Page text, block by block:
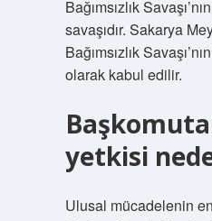
Bağımsızlık
savaşıdır. Sakarya
Bağımsızlık
olarak kabul edilir.
yetkisi
Ulusal mücadelenin